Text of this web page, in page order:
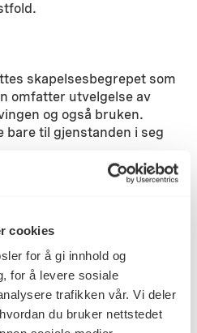
cookies
for å gi innhold og
for å levere sosiale
trafikken vår. Vi deler
du bruker nettstedet
skapelsesbegrepet som
omfatter utvelgelse av
og også bruken.
bare til gjenstanden i seg
og til andre
Outi. – Duodji innehar
i materialene selv, og fra